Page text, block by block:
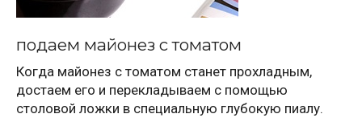
подаем майонез с томатом
Когда майонез с томатом станет прохладным,
достаем его и перекладываем с помощью
столовой ложки в специальную глубокую пиалу.